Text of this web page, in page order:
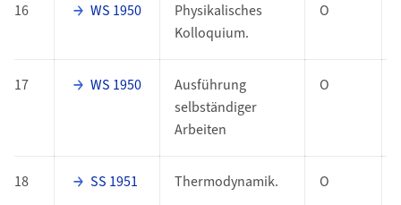
16 WS 1950
Physikalisches
Kolloquium.
O
17 WS 1950
Ausführung
selbständiger
Arbeiten
O
18 SS 1951 Thermodynamik. O